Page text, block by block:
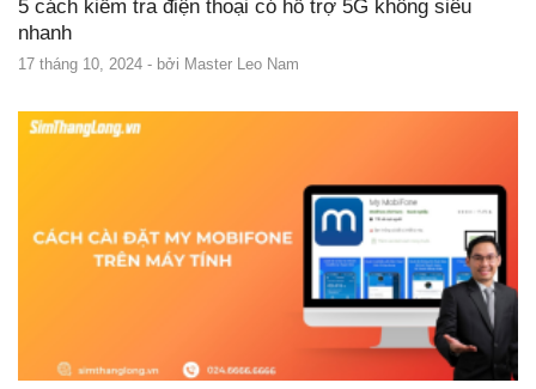
5 cách kiểm tra điện thoại có hỗ trợ 5G không siêu
nhanh
17 tháng 10, 2024 - bởi Master Leo Nam